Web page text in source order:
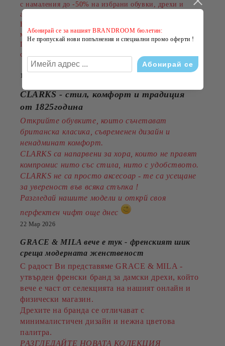
с намаления до -50% на избрани обувки, дрехи и
аксесоари.
Намаленията важат за разнообразни артикули и
марки, а количествата са ограничени.
Пазарувайте сега и подарете на лятото си повече
стил на по-добра цена!
14 Юли 2026
CLARKS - стил, комфорт и традиция
от 1825година
Открийте обувките, които съчетават
британска класика, съвременен дизайн и
ненадминат комфорт.
CLARKS са напарвени за хора, които не правят
компромис нито със стила, нито с удобството.
CLARKS не са просто аксесоар - те са усещане
за увереност във всяка стъпка !
Разгледай нашите модели и открй своя
перфектен чифт още днес
22 Мар 2026
GRACE & MILA вече е тук - френският шик
среща модерната женственост
С радост Ви представяме GRACE & MILA -
утвърден френски бранд за дамски дрехи, който
вече е част от селекцията на нашият онлайн и
физически магазин.
Дрехите на бранда се отличават с
минималистичен дизайн и нежна цветова
палитра.
РАЗГЛЕДАЙТЕ НОВАТА КОЛЕКЦИЯ
Абонирай се за нашият BRANDROOM бюлетин:
Не пропускай нови попълнения и специални промо оферти !